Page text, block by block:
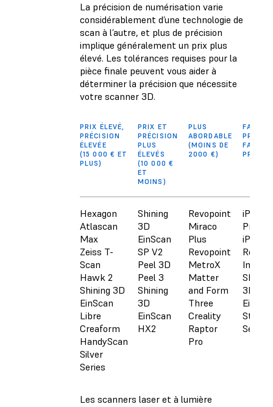
La précision de numérisation varie
considérablement d’une technologie de
scan à l’autre, et plus de précision
implique généralement un prix plus
élevé. Les tolérances requises pour la
pièce finale peuvent vous aider à
déterminer la précision que nécessite
votre scanner 3D.
PRIX ÉLEVÉ,
PRÉCISION
ÉLEVÉE
(15 000 € ET
PLUS)
PRIX ET
PRÉCISION
PLUS
ÉLEVÉS
(10 000 €
ET
MOINS)
PLUS
ABORDABLE
(MOINS DE
2000 €)
FAIBLE
PRIX,
FAIBLE
Hexagon
Atlascan
Max
Zeiss T-
Scan
Hawk 2
Shining 3D
EinScan
Libre
Creaform
HandyScan
Silver
Series
Shining
3D
EinScan
SP V2
Peel 3D
Peel 3
Shining
3D
EinScan
HX2
Revopoint
Miraco
Plus
Revopoint
MetroX
Matter
and Form
Three
Creality
Raptor
Pro
iPhone
Pro &
iPad
Inspire
Shining
3D
Les scanners laser et à lumière